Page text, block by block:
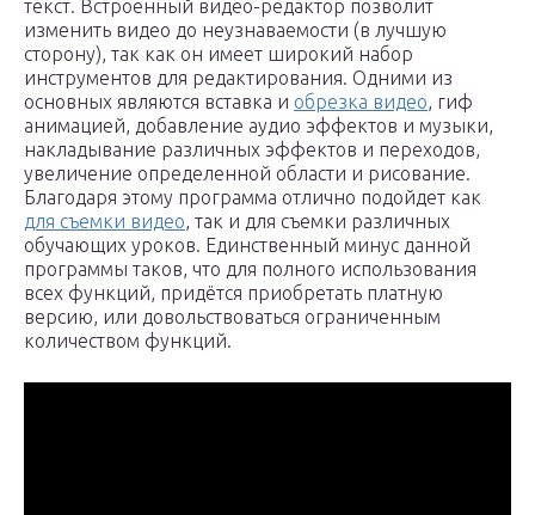
текст. Встроенный видео-редактор позволит
изменить видео до неузнаваемости (в лучшую
сторону), так как он имеет широкий набор
инструментов для редактирования. Одними из
основных являются вставка и обрезка видео, гиф
анимацией, добавление аудио эффектов и музыки,
накладывание различных эффектов и переходов,
увеличение определенной области и рисование.
Благодаря этому программа отлично подойдет как
для съемки видео, так и для съемки различных
обучающих уроков. Единственный минус данной
программы таков, что для полного использования
всех функций, придётся приобретать платную
версию, или довольствоваться ограниченным
количеством функций.